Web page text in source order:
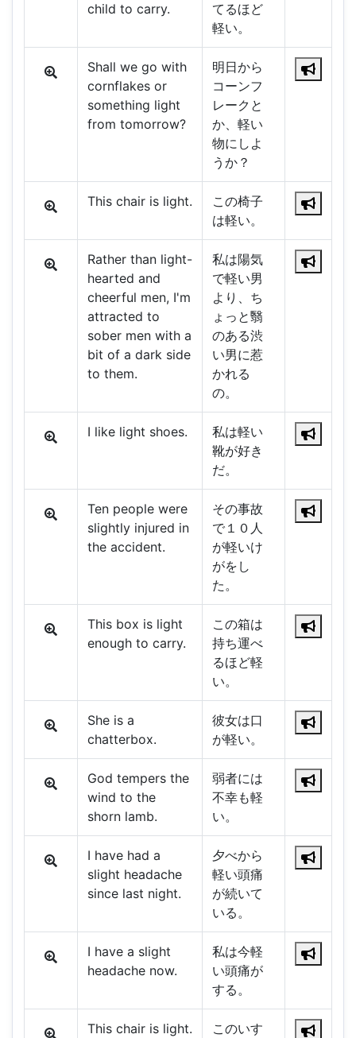
child to carry.
てるほど
軽い。
Shall we go with
cornflakes or
something light
from tomorrow?
明日から
コーンフ
レークと
か、軽い
物にしよ
うか？
This chair is light.
この椅子
は軽い。
Rather than light-
hearted and
cheerful men, I'm
attracted to
sober men with a
bit of a dark side
to them.
私は陽気
で軽い男
より、ち
ょっと翳
のある渋
い男に惹
かれる
の。
I like light shoes.
私は軽い
靴が好き
だ。
Ten people were
slightly injured in
the accident.
その事故
で１０人
が軽いけ
がをし
た。
This box is light
enough to carry.
この箱は
持ち運べ
るほど軽
い。
She is a
chatterbox.
彼女は口
が軽い。
God tempers the
wind to the
shorn lamb.
弱者には
不幸も軽
い。
I have had a
slight headache
since last night.
夕べから
軽い頭痛
が続いて
いる。
I have a slight
headache now.
私は今軽
い頭痛が
する。
This chair is light.
このいす